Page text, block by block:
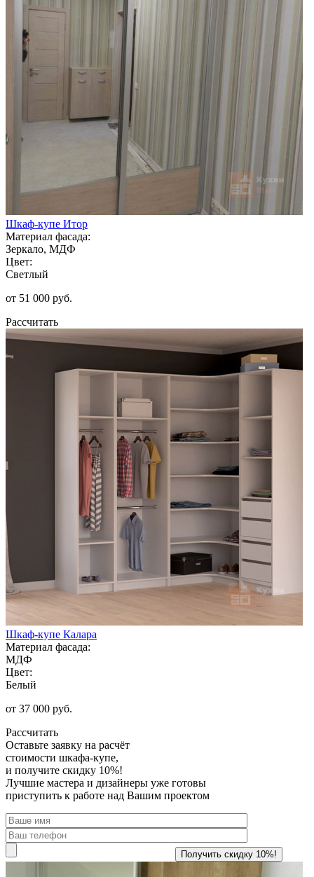
Шкаф-купе Итор
Материал фасада:
Зеркало, МДФ
Цвет:
Светлый
от 51 000 руб.
Рассчитать
Шкаф-купе Калара
Материал фасада:
МДФ
Цвет:
Белый
от 37 000 руб.
Рассчитать
Оставьте заявку на расчёт
стоимости шкафа-купе,
и получите скидку 10%!
Лучшие мастера и дизайнеры уже готовы
приступить к работе над Вашим проектом